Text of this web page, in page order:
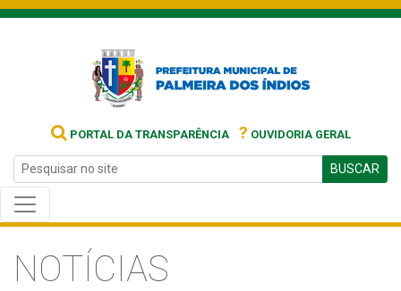
PORTAL DA TRANSPARÊNCIA ? OUVIDORIA GERAL
BUSCAR
NOTÍCIAS